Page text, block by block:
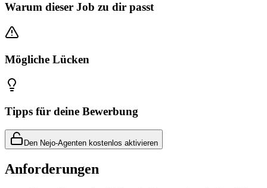
Warum dieser Job zu dir passt
Mögliche Lücken
Tipps für deine Bewerbung
Den Nejo-Agenten kostenlos aktivieren
Anforderungen